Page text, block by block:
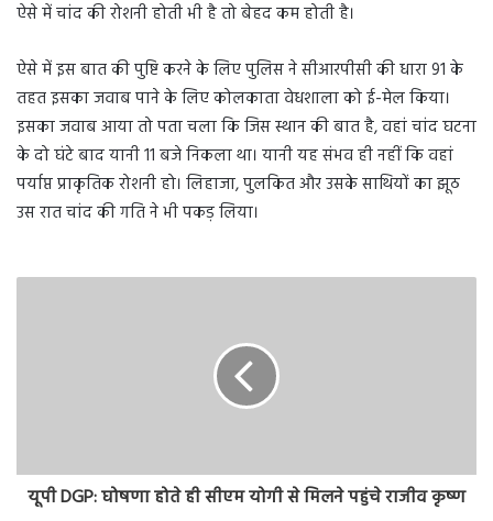
ऐसे में चांद की रोशनी होती भी है तो बेहद कम होती है।
ऐसे में इस बात की पुष्टि करने के लिए पुलिस ने सीआरपीसी की धारा 91 के
तहत इसका जवाब पाने के लिए कोलकाता वेधशाला को ई-मेल किया।
इसका जवाब आया तो पता चला कि जिस स्थान की बात है, वहां चांद घटना
के दो घंटे बाद यानी 11 बजे निकला था। यानी यह संभव ही नहीं कि वहां
पर्याप्त प्राकृतिक रोशनी हो। लिहाजा, पुलकित और उसके साथियों का झूठ
उस रात चांद की गति ने भी पकड़ लिया।
यूपी DGP: घोषणा होते ही सीएम योगी से मिलने पहुंचे राजीव कृष्ण